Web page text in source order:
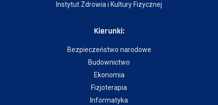
Instytut Zdrowia i Kultury Fizycznej
Kierunki:
Bezpieczeństwo narodowe
Budownictwo
Ekonomia
Fizjoterapia
Informatyka